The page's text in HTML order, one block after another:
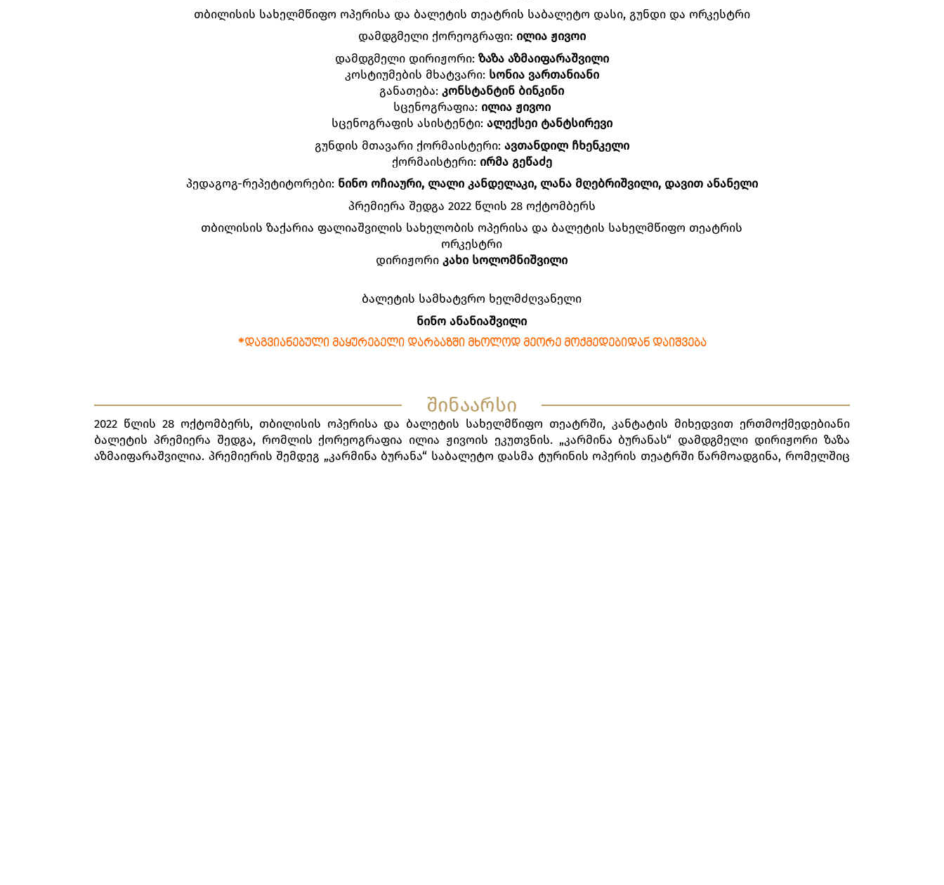
თბილისის სახელმწიფო ოპერისა და ბალეტის თეატრის საბალეტო დასი, გუნდი და ორკესტრი
დამდგმელი ქორეოგრაფი: ილია ჟივოი
დამდგმელი დირიჟორი: ზაზა აზმაიფარაშვილი
კოსტიუმების მხატვარი:სონია ვართანიანი
განათება: კონსტანტინ ბინკინი
სცენოგრაფია:ილია ჟივოი
სცენოგრაფის ასისტენტი: ალექსეი ტანტსირევი
გუნდის მთავარი ქორმაისტერი: ავთანდილ ჩხენკელი
ქორმაისტერი: ირმა გეწაძე
პედაგოგ-რეპეტიტორები: ნინო ოჩიაური, ლალი კანდელაკი, ლანა მღებრიშვილი, დავით ანანელი
პრემიერა შედგა 2022 წლის 28 ოქტომბერს
თბილისის ზაქარია ფალიაშვილის სახელობის ოპერისა და ბალეტის სახელმწიფო თეატრის
ორკესტრი
დირიჟორიკახი სოლომნიშვილი
ბალეტის სამხატვრო ხელმძღვანელი
ნინო ანანიაშვილი
*ᲓᲐᲒᲕᲘᲐᲜᲔᲑᲣᲚᲘ ᲛᲐᲧᲣᲠᲔᲑᲔᲚᲘ ᲓᲐᲠᲑᲐᲖᲨᲘ ᲛᲮᲝᲚᲝᲓ ᲛᲔᲝᲠᲔ ᲛᲝᲥᲛᲔᲓᲔᲑᲘᲓᲐᲜ ᲓᲐᲘᲨᲕᲔᲑᲐ
შინაარსი
2022 წლის 28 ოქტომბერს, თბილისის ოპერისა და ბალეტის სახელმწიფო თეატრში, კანტატის მიხედვით ერთმოქმედებიანი
ბალეტის პრემიერა შედგა, რომლის ქორეოგრაფია ილია ჟივოის ეკუთვნის. „კარმინა ბურანას“ დამდგმელი დირიჟორი ზაზა
აზმაიფარაშვილია. პრემიერის შემდეგ „კარმინა ბურანა“ საბალეტო დასმა ტურინის ოპერის თეატრში წარმოადგინა, რომელშიც